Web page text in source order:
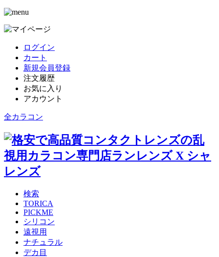
ログイン
カート
新規会員登録
注文履歴
お気に入り
アカウント
全カラコン
検索
TORICA
PICKME
シリコン
遠視用
ナチュラル
デカ目